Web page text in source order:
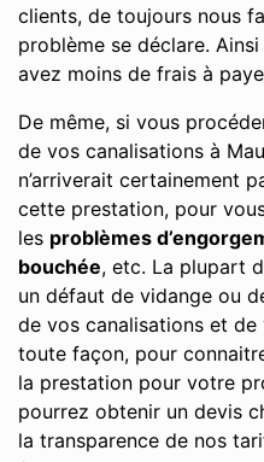
clients, de toujours nous
problème se déclare.
avez moins de frais à
De même, si vous
de vos canalisations à
n’arriverait certainement
cette prestation, pour
les problèmes
bouchée, etc. La plupart
un défaut de vidange ou
de vos canalisations et
toute façon, pour
la prestation pour votre
pourrez obtenir un devis
la transparence de nos